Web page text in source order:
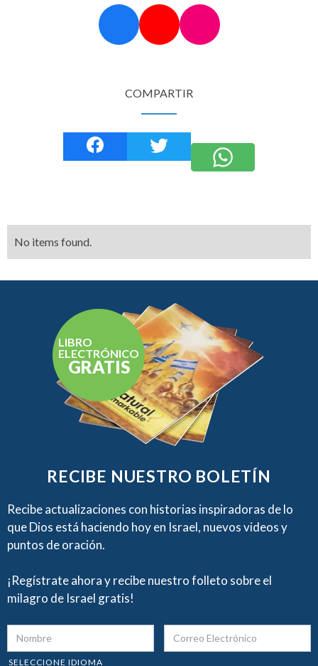
COMPARTIR
No items found.
LIBRO
ELECTRÓNICO
GRATIS
RECIBE NUESTRO BOLETÍN
Recibe actualizaciones con historias inspiradoras de lo
que Dios está haciendo hoy en Israel, nuevos videos y
puntos de oración.
¡Regístrate ahora y recibe nuestro folleto sobre el
milagro de Israel gratis!
SELECCIONE IDIOMA